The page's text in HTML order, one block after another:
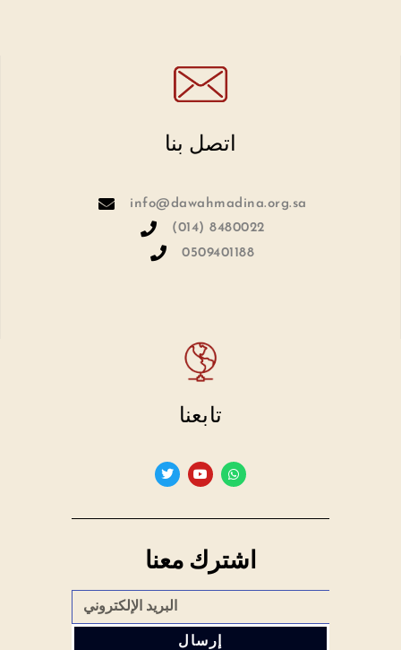
اتصل بنا
info@dawahmadina.org.sa
(014) 8480022
0509401188
تابعنا
اشترك معنا
إرسال